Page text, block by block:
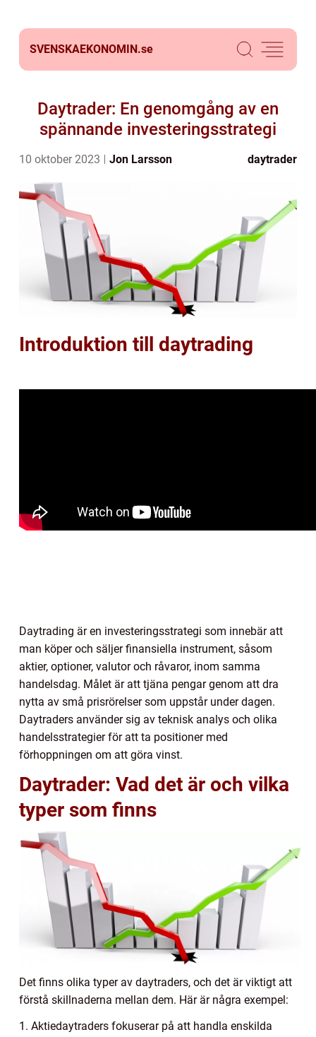
SVENSKAEKONOMIN.se
Daytrader: En genomgång av en
spännande investeringsstrategi
10 oktober 2023 Jon Larsson daytrader
Introduktion till daytrading
Daytrading är en investeringsstrategi som innebär att
man köper och säljer finansiella instrument, såsom
aktier, optioner, valutor och råvaror, inom samma
handelsdag. Målet är att tjäna pengar genom att dra
nytta av små prisrörelser som uppstår under dagen.
Daytraders använder sig av teknisk analys och olika
handelsstrategier för att ta positioner med
förhoppningen om att göra vinst.
Daytrader: Vad det är och vilka
typer som finns
Det finns olika typer av daytraders, och det är viktigt att
förstå skillnaderna mellan dem. Här är några exempel:
1. Aktiedaytraders fokuserar på att handla enskilda